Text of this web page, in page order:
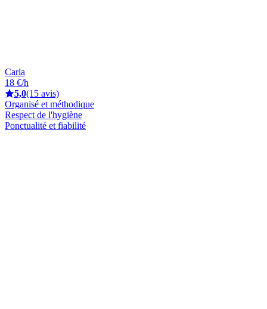
Carla
18 €/h
5,0(15 avis)
Organisé et méthodique
Respect de l'hygiène
Ponctualité et fiabilité